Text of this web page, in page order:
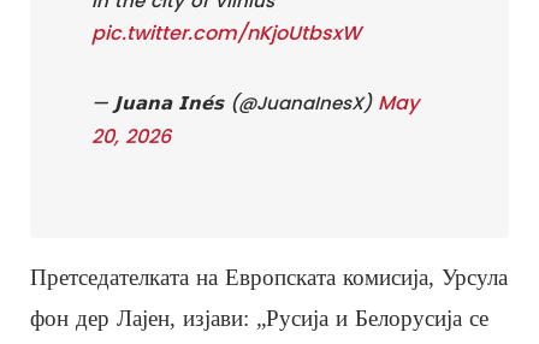
pic.twitter.com/nKjoUtbsxW
— 𝗝𝘂𝗮𝗻𝗮 𝗜𝗻𝗲́𝘀 (@JuanaInesX) May
20, 2026
Претседателката на Европската комисија, Урсула
фон дер Лајен, изјави: „Русија и Белорусија се